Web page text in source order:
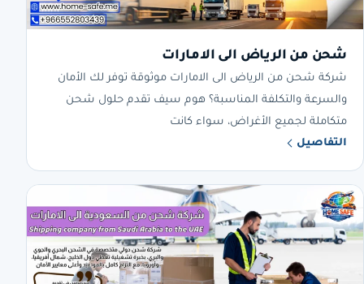
شحن من الرياض الى الامارات
شركة شحن من الرياض الى الامارات موثوقة توفر لك الأمان
والسرعة والتكلفة المناسبة؟ هوم سيف تقدم حلول شحن
متكاملة لجميع الأغراض، سواء كانت
التفاصيل